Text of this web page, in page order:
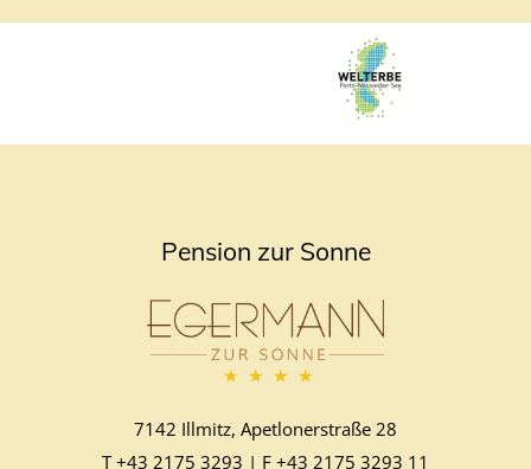
Pension zur Sonne
7142 Illmitz, Apetlonerstraße 28
T+43 2175 3293 | F +43 2175 3293 11